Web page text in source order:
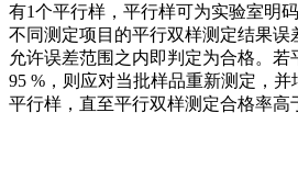
有1个平行样，平行样可为实验室明
不同测定项目的平行双样测定结果误
允许误差范围之内即判定为合格。
95 %，则应对当批样品重新测定，并
平行样，直至平行双样测定合格率高